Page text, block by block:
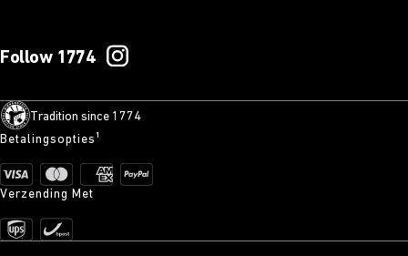
Follow 1774
Tradition since 1774
Betalingsopties¹
Verzending Met